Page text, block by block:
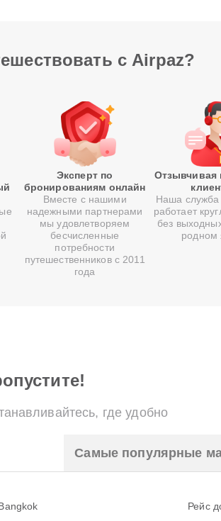
с Airpaz?
Эксперт по
бронированиям онлайн
Вместе с нашими
надежными партнерами
мы удовлетворяем
бесчисленные
потребности
путешественников с 2011
года
Отзывчивая
Наша служба
работает
без
родном
где удобно
Самые популярные
Рейс